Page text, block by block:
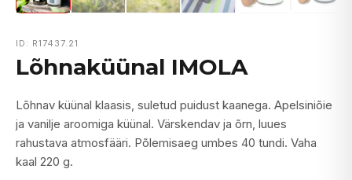
ID: R17437.21
Lõhnaküünal IMOLA
Lõhnav küünal klaasis, suletud puidust kaanega. Apelsiniõie
ja vanilje aroomiga küünal. Värskendav ja õrn, luues
rahustava atmosfääri. Põlemisaeg umbes 40 tundi. Vaha
kaal 220 g.